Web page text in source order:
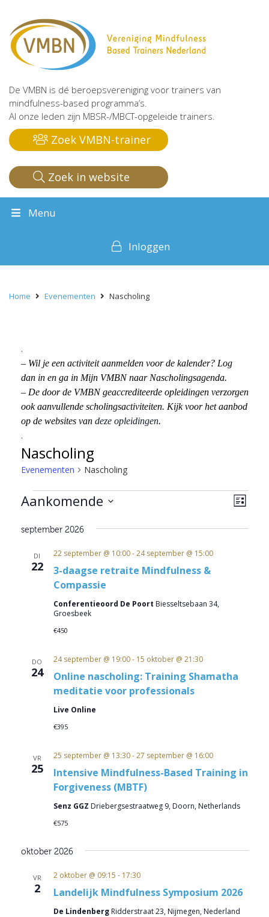
De VMBN is dé beroepsvereniging voor trainers van
mindfulness-based programma’s.
Al onze leden zijn MBSR-/MBCT-opgeleide trainers.
Zoek VMBN-trainer
Zoek in website
Menu
Inloggen
Home Evenementen Nascholing
.
– Wil je een activiteit aanmelden voor de kalender? Log
dan in en ga in Mijn VMBN naar Nascholingsagenda.
– De door de VMBN geaccrediteerde opleidingen verzorgen
ook aanvullende scholingsactiviteiten. Kijk voor het aanbod
op de websites van deze opleidingen.
.
Nascholing
Evenementen Nascholing
Evenementen Lijst
Aankomende
een
september 2026
DI
22
3-daagse retraite Mindfulness &
Compassie
22 september @ 10:00-24 september @ 15:00
Conferentieoord De Poort Biesseltsebaan 34,
Groesbeek
€450
DO
24
Online nascholing: Training Shamatha
meditatie voor professionals
24 september @ 19:00- 15 oktober @ 21:30
Live Online
€395
VR
25
Intensive Mindfulness-Based Training in
Forgiveness (MBTF)
25 september @ 13:30-27 september @ 16:00
Senz GGZ Driebergsestraatweg 9, Doorn, Netherlands
€575
oktober 2026
VR
2 Landelijk Mindfulness Symposium 2026
2 oktober @ 09:15 - 17:30
De Lindenberg Ridderstraat 23, Nijmegen, Nederland